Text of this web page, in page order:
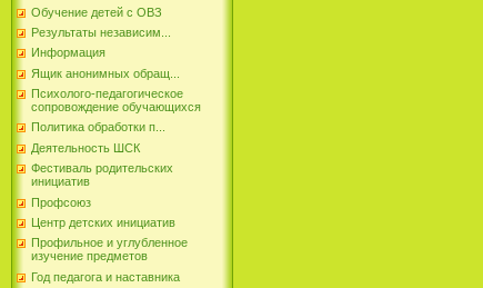
Обучение детей с ОВЗ
Результаты независим...
Информация
Ящик анонимных обращ...
Психолого-педагогическое
сопровождение обучающихся
Политика обработки п...
Деятельность ШСК
Фестиваль родительских
инициатив
Профсоюз
Центр детских инициатив
Профильное и углубленное
изучение предметов
Год педагога и наставника